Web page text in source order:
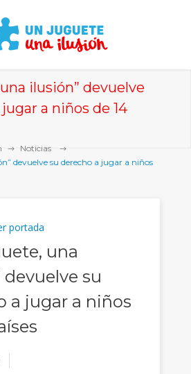
ilusión” devuelve
a niños de 14
Noticias
devuelve su derecho a jugar a niños
portada
una
devuelve su
a jugar a niños